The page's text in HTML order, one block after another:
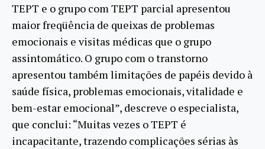
TEPT e o grupo com TEPT parcial apresentou
maior freqüência de queixas de problemas
emocionais e visitas médicas que o grupo
assintomático. O grupo com o transtorno
apresentou também limitações de papéis devido à
saúde física, problemas emocionais, vitalidade e
bem-estar emocional”, descreve o especialista,
que conclui: “Muitas vezes o TEPT é
incapacitante, trazendo complicações sérias às